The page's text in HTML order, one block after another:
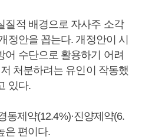
질적 배경으로 자사주 소각
정안을 꼽는다. 개정안이 시
어 수단으로 활용하기 어려
처분하려는 유인이 작동했
있다.
동제약(12.4%)·진양제약(6.
은 편이다.